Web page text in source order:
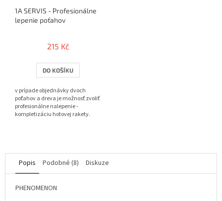
1A SERVIS - Profesionálne
lepenie poťahov
215 Kč
DO KOŠÍKU
v prípade objednávky dvoch
poťahov a dreva je možnosť zvoliť
profesionálne nalepenie -
kompletizáciu hotovej rakety.
Popis Podobné (8) Diskuze
PHENOMENON